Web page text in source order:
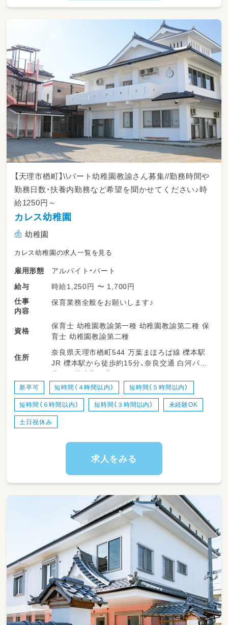
【天理市楢町】\\パート幼稚園教諭さん募集//勤務時間や
勤務日数・扶養内勤務など希望を聞かせてください♪時
給1250円～
カレス幼稚園
幼稚園
カレス幼稚園の求人一覧を見る
雇用形態
アルバイト・パート
給与
時給1,250円 〜 1,700円
仕事
内容
保育業務全般をお願いします♪
資格
保育士 幼稚園教諭第一種 幼稚園教諭第二種 保
育士 幼稚園教諭第二種
住所
奈良県天理市楢町544 万葉まほろば線 櫟本駅
JR 櫟本駅から徒歩約15分、奈良交通 白河バス
停から徒歩約３分
新卒可 短時間（４時間以内） 短時間（５時間以内）
短時間（６時間以内） 短時間（３時間以内） 未経験OK
土日祝休み
求人をみる